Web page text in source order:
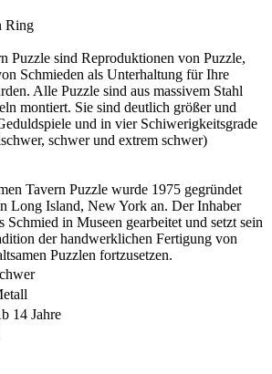
Ring
Puzzle sind Reproduktionen von Puzzle,
Schmieden als Unterhaltung für Ihre
Alle Puzzle sind aus massivem Stahl
montiert. Sie sind deutlich größer und
und in vier Schiwerigkeitsgrade
schwer und extrem schwer)
Tavern Puzzle wurde 1975 gegründet
Long Island, New York an. Der Inhaber
Schmied in Museen gearbeitet und setzt sein
der handwerklichen Fertigung von
Puzzlen fortzusetzen.
14 Jahre